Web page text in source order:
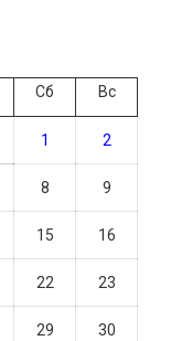
Сб Вс
1 2
8 9
15 16
22 23
29 30